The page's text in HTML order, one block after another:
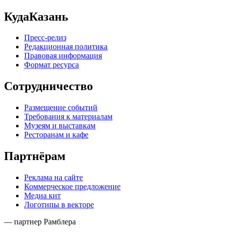
КудаКазань
Пресс-релиз
Редакционная политика
Правовая информация
Формат ресурса
Сотрудничество
Размещение событий
Требования к материалам
Музеям и выставкам
Ресторанам и кафе
Партнёрам
Реклама на сайте
Коммерческое предложение
Медиа кит
Логотипы в векторе
— партнер Рамблера